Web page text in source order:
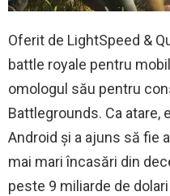
Oferit de LightSpeed ​​​​&
battle royale pentru
omologul său pentru
Battlegrounds. Ca atare,
Android și a ajuns să fie
mai mari încasări din
peste 9 miliarde de